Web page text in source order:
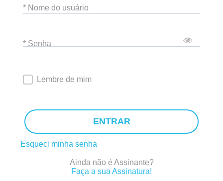
* Nome do usuário
* Senha
Lembre de mim
ENTRAR
Esqueci minha senha
Ainda não é Assinante?
Faça a sua Assinatura!